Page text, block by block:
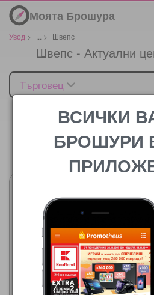
Моята Брошура
Увод > > Швепс
Швепс - Актуални
Търговец
Цената
ВСИЧКИ
БРОШУРИ